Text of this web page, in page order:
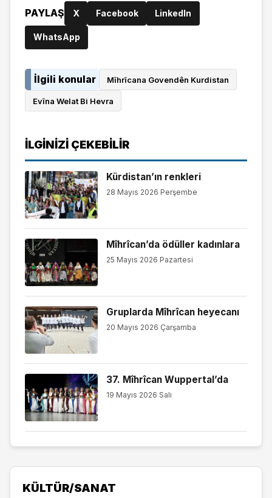
PAYLAŞ X Facebook LinkedIn
WhatsApp
İlgili konular Mîhrîcana Govendên Kurdistan
Evîna Welat Bi Hevra
İLGINIZI ÇEKEBILIR
Kürdistan’ın renkleri
28 Mayıs 2026 Perşembe
Mîhrîcan’da ödüller kadınlara
25 Mayıs 2026 Pazartesi
Gruplarda Mîhrîcan heyecanı
20 Mayıs 2026 Çarşamba
37. Mîhrîcan Wuppertal’da
19 Mayıs 2026 Salı
KÜLTÜR/SANAT